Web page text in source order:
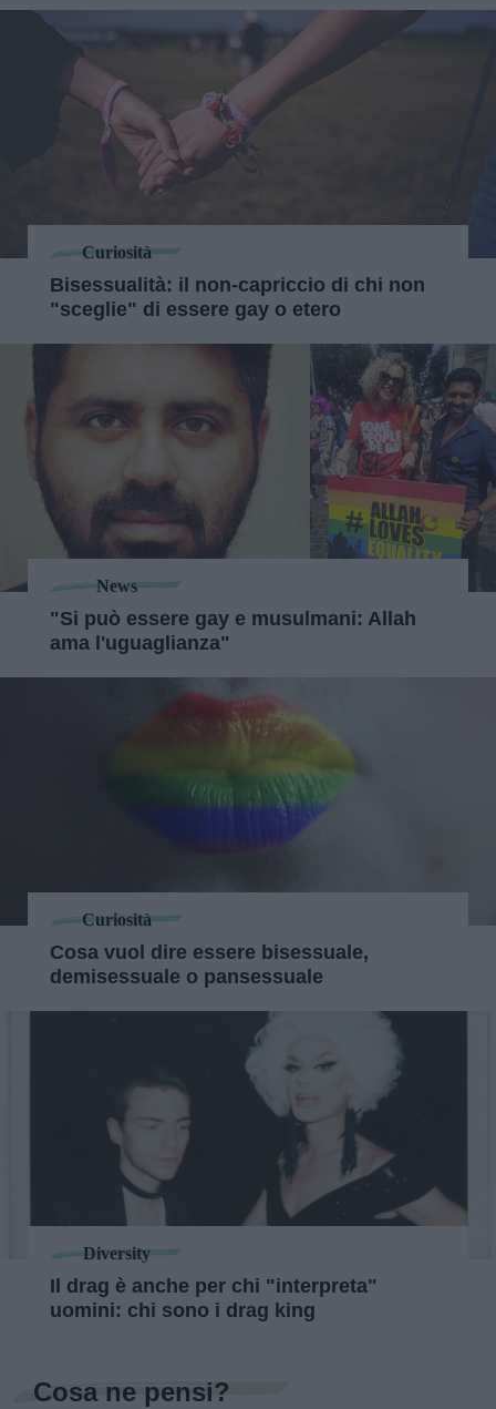
Curiosità
Bisessualità: il non-capriccio di chi non
"sceglie" di essere gay o etero
News
"Si può essere gay e musulmani: Allah
ama l'uguaglianza"
Curiosità
Cosa vuol dire essere bisessuale,
demisessuale o pansessuale
Diversity
Il drag è anche per chi "interpreta"
uomini: chi sono i drag king
Cosa ne pensi?